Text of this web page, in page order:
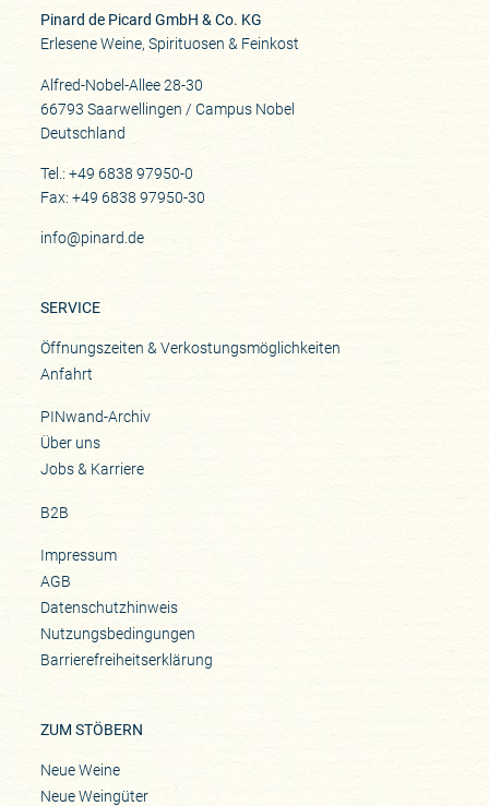
Pinard de Picard GmbH & Co. KG
Erlesene Weine, Spirituosen & Feinkost
Alfred-Nobel-Allee 28-30
66793 Saarwellingen / Campus Nobel
Deutschland
Tel.: +49 6838 97950-0
Fax: +49 6838 97950-30
info@pinard.de
SERVICE
Öffnungszeiten & Verkostungsmöglichkeiten
Anfahrt
PINwand-Archiv
Über uns
Jobs & Karriere
B2B
Impressum
AGB
Datenschutzhinweis
Nutzungsbedingungen
Barrierefreiheitserklärung
ZUM STÖBERN
Neue Weine
Neue Weingüter